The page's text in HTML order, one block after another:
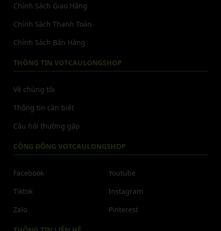
Chính Sách Giao Hàng
Chính Sách Thanh Toán
Chính Sách Bán Hàng
THÔNG TIN VOTCAULONGSHOP
Về chúng tôi
Thông tin cần biết
Câu hỏi thường gặp
CỘNG ĐỒNG VOTCAULONGSHOP
Facebook
Tiktok
Zalo
Youtube
Instagram
Pinterest